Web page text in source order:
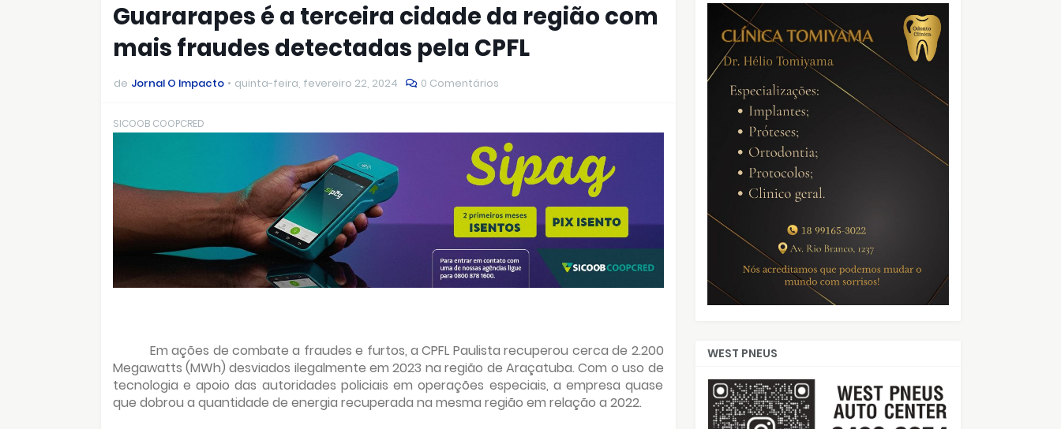
Guararapes é a terceira cidade da região com
mais fraudes detectadas pela CPFL
de Jornal O Impacto quinta-feira, fevereiro 22, 2024 0 Comentários
SICOOB COOPCRED
Em ações de combate a fraudes e furtos, a CPFL Paulista recuperou cerca de 2.200
Megawatts (MWh) desviados ilegalmente em 2023 na região de Araçatuba. Com o uso de
tecnologia e apoio das autoridades policiais em operações especiais, a empresa quase
que dobrou a quantidade de energia recuperada na mesma região em relação a 2022.
CRIMES QUE ABALARAM O BRASIL
WEST PNEUS